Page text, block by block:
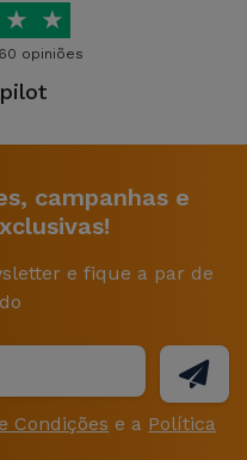
★ ★
opiniões
campanhas e
e fique a par de
Condições e a Política